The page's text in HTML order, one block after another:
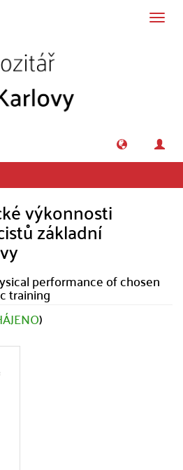
výkonnosti
základní
performance of chosen
training
)